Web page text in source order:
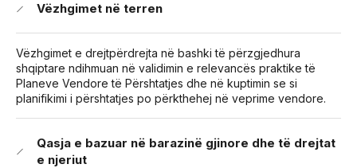
Vëzhgimet në terren
Vëzhgimet e drejtpërdrejta në bashki të përzgjedhura
shqiptare ndihmuan në validimin e relevancës praktike të
Planeve Vendore të Përshtatjes dhe në kuptimin se si
planifikimi i përshtatjes po përkthehej në veprime vendore.
Qasja e bazuar në barazinë gjinore dhe të drejtat
e njeriut